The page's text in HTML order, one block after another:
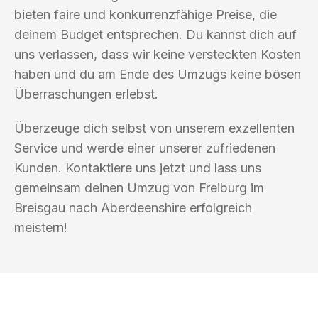
bieten faire und konkurrenzfähige Preise, die
deinem Budget entsprechen. Du kannst dich auf
uns verlassen, dass wir keine versteckten Kosten
haben und du am Ende des Umzugs keine bösen
Überraschungen erlebst.
Überzeuge dich selbst von unserem exzellenten
Service und werde einer unserer zufriedenen
Kunden. Kontaktiere uns jetzt und lass uns
gemeinsam deinen Umzug von Freiburg im
Breisgau nach Aberdeenshire erfolgreich
meistern!